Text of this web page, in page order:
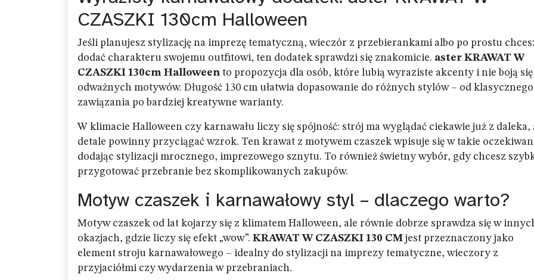
CZASZKI 130cm Halloween
Jeśli planujesz stylizację na imprezę tematyczną, wieczór z przebierankami albo po prostu
dodać charakteru swojemu outfitowi, ten dodatek sprawdzi się znakomicie. aster KRAWAT W
CZASZKI 130cm Halloween to propozycja dla osób, które lubią wyraziste akcenty i nie boją się
odważnych motywów. Długość 130 cm ułatwia dopasowanie do różnych stylów – od klasycznego
zawiązania po bardziej kreatywne warianty.
W klimacie Halloween czy karnawału liczy się spójność: strój ma wyglądać ciekawie już z daleka,
detale powinny przyciągać wzrok. Ten krawat z motywem czaszek wpisuje się w takie
dodając stylizacji mrocznego, imprezowego sznytu. To również świetny wybór, gdy chcesz
przygotować przebranie bez skomplikowanych zakupów.
Motyw czaszek i karnawałowy styl – dlaczego warto?
Motyw czaszek od lat kojarzy się z klimatem Halloween, ale równie dobrze sprawdza się w
okazjach, gdzie liczy się efekt „wow”. KRAWAT W CZASZKI 130 CM jest przeznaczony jako
element stroju karnawałowego – idealny do stylizacji na imprezy tematyczne, wieczory z
przyjaciółmi czy wydarzenia w przebraniach.